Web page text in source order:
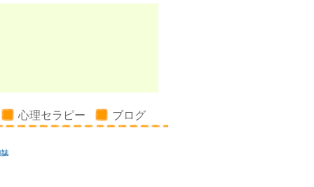
心理セラピー ブログ
誌